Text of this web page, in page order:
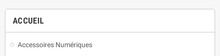
ACCUEIL
Accessoires Numériques